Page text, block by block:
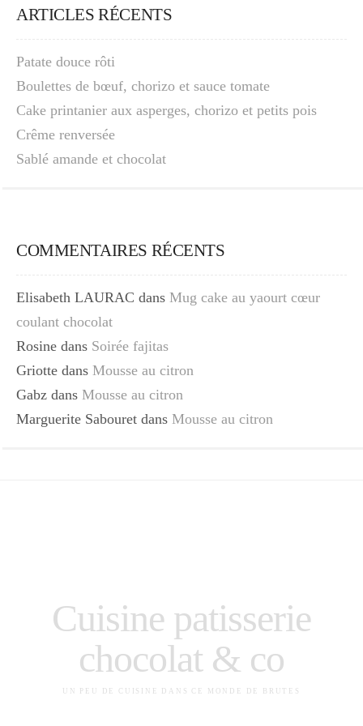
ARTICLES RÉCENTS
Patate douce rôti
Boulettes de bœuf, chorizo et sauce tomate
Cake printanier aux asperges, chorizo et petits pois
Crême renversée
Sablé amande et chocolat
COMMENTAIRES RÉCENTS
Elisabeth LAURAC dans Mug cake au yaourt cœur
coulant chocolat
Rosine dans Soirée fajitas
Griotte dans Mousse au citron
Gabz dans Mousse au citron
Marguerite Sabouret dans Mousse au citron
Cuisine patisserie
chocolat & co
UN PEU DE CUISINE DANS CE MONDE DE BRUTES